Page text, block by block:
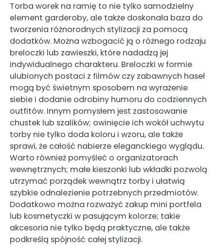
Torba worek na ramię to nie tylko samodzielny
element garderoby, ale także doskonała baza do
tworzenia różnorodnych stylizacji za pomocą
dodatków. Można wzbogacić ją o różnego rodzaju
breloczki lub zawieszki, które nadadzą jej
indywidualnego charakteru. Breloczki w formie
ulubionych postaci z filmów czy zabawnych haseł
mogą być świetnym sposobem na wyrażenie
siebie i dodanie odrobiny humoru do codziennych
outfitów. Innym pomysłem jest zastosowanie
chustek lub szalików; owinięcie ich wokół uchwytu
torby nie tylko doda koloru i wzoru, ale także
sprawi, że całość nabierze eleganckiego wyglądu.
Warto również pomyśleć o organizatorach
wewnętrznych; małe kieszonki lub wkładki pozwolą
utrzymać porządek wewnątrz torby i ułatwią
szybkie odnalezienie potrzebnych przedmiotów.
Dodatkowo można rozważyć zakup mini portfela
lub kosmetyczki w pasującym kolorze; takie
akcesoria nie tylko będą praktyczne, ale także
podkreślą spójność całej stylizacji.